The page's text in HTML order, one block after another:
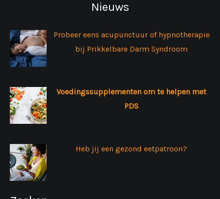
Nieuws
Probeer eens acupunctuur of hypnotherapie
bij Prikkelbare Darm Syndroom
Voedingssupplementen om te helpen met
PDS
Heb jij een gezond eetpatroon?